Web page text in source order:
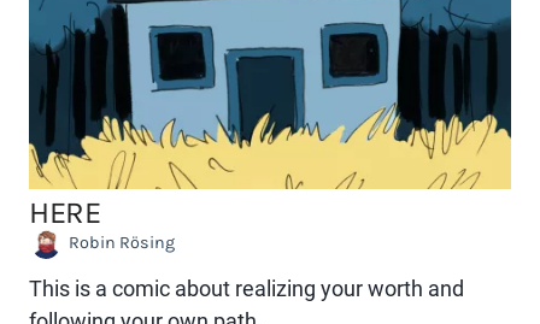
HERE
Robin Rösing
This is a comic about realizing your worth and